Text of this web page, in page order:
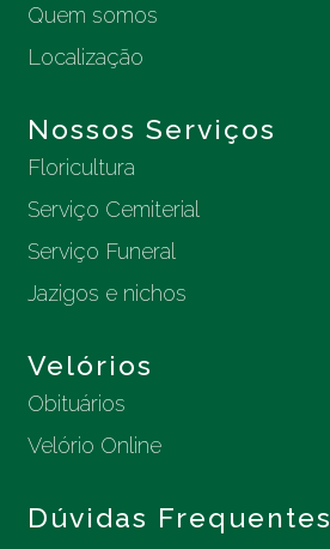
Quem somos
Localização
Nossos Serviços
Floricultura
Serviço Cemiterial
Serviço Funeral
Jazigos e nichos
Velórios
Obituários
Velório Online
Dúvidas Frequentes